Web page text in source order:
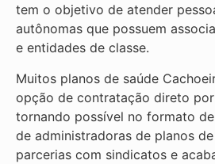
tem o objetivo de atender
autônomas que possuem
e entidades de classe.
Muitos planos de saúde
opção de contratação direto
tornando possível no formato
de administradoras de planos
parcerias com sindicatos e